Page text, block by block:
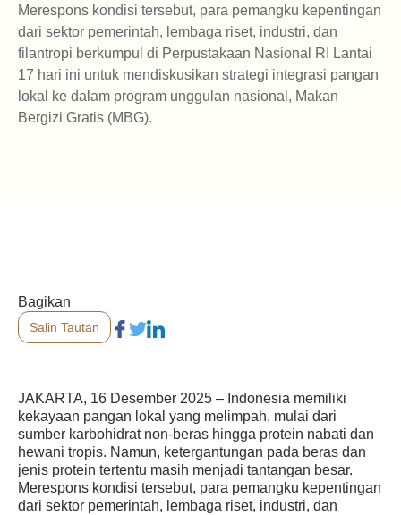
Merespons kondisi tersebut, para pemangku kepentingan
dari sektor pemerintah, lembaga riset, industri, dan
filantropi berkumpul di Perpustakaan Nasional RI Lantai
17 hari ini untuk mendiskusikan strategi integrasi pangan
lokal ke dalam program unggulan nasional, Makan
Bergizi Gratis (MBG).
JAKARTA, 16 Desember 2025 – Indonesia memiliki
kekayaan pangan lokal yang melimpah, mulai dari
sumber karbohidrat non-beras hingga protein nabati dan
hewani tropis. Namun, ketergantungan pada beras dan
jenis protein tertentu masih menjadi tantangan besar.
Merespons kondisi tersebut, para pemangku kepentingan
dari sektor pemerintah, lembaga riset, industri, dan
Bagikan
Salin Tautan